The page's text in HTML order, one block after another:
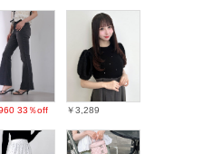
33％off ￥3,289